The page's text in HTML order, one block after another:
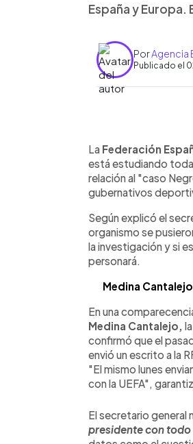
España y Europa.
PorAgencia
Publicado el
La Federación
está estudiando toda
relación al "caso
gubernativos
Según explicó el
organismo se
la investigación y si
personará.
Medina
En una
Medina Cantalejo,
confirmó que el
envió un escrito a la
"El mismo lunes
con la UEFA",
El secretario general
presidente con